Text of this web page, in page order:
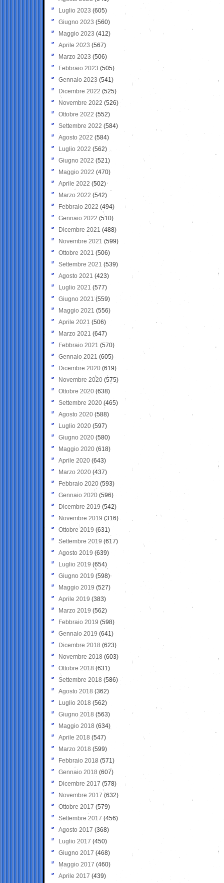
Luglio 2023 (605)
Giugno 2023 (560)
Maggio 2023 (412)
Aprile 2023 (567)
Marzo 2023 (506)
Febbraio 2023 (505)
Gennaio 2023 (541)
Dicembre 2022 (525)
Novembre 2022 (526)
Ottobre 2022 (552)
Settembre 2022 (584)
Agosto 2022 (584)
Luglio 2022 (562)
Giugno 2022 (521)
Maggio 2022 (470)
Aprile 2022 (502)
Marzo 2022 (542)
Febbraio 2022 (494)
Gennaio 2022 (510)
Dicembre 2021 (488)
Novembre 2021 (599)
Ottobre 2021 (506)
Settembre 2021 (539)
Agosto 2021 (423)
Luglio 2021 (577)
Giugno 2021(559)
Maggio 2021 (556)
Aprile 2021 (506)
Marzo 2021 (647)
Febbraio 2021 (570)
Gennaio 2021 (605)
Dicembre 2020 (619)
Novembre 2020 (575)
Ottobre 2020 (638)
Settembre 2020(465)
Agosto 2020 (588)
Luglio 2020 (597)
Giugno 2020 (580)
Maggio 2020 (618)
Aprile 2020 (643)
Marzo 2020 (437)
Febbraio 2020 (593)
Gennaio 2020 (596)
Dicembre 2019 (542)
Novembre 2019 (316)
Ottobre 2019 (631)
Settembre 2019 (617)
Agosto 2019 (639)
Luglio 2019 (654)
Giugno 2019 (598)
Maggio 2019 (527)
Aprile 2019 (383)
Marzo 2019 (562)
Febbraio 2019 (598)
Gennaio 2019 (641)
Dicembre 2018 (623)
Novembre 2018 (603)
Ottobre 2018 (631)
Settembre 2018 (586)
Agosto 2018 (362)
Luglio 2018 (562)
Giugno 2018 (563)
Maggio 2018 (634)
Aprile 2018 (547)
Marzo 2018 (599)
Febbraio 2018 (571)
Gennaio 2018 (607)
Dicembre 2017 (578)
Novembre 2017 (632)
Ottobre 2017 (579)
Settembre 2017 (456)
Agosto 2017 (368)
Luglio 2017 (450)
Giugno 2017 (468)
Maggio 2017 (460)
Aprile 2017 (439)